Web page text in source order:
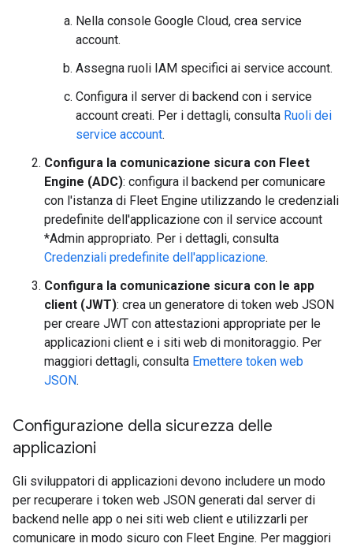
Nella console Google Cloud, crea service
account.
Assegna ruoli IAM specifici ai service account.
Configura il server di backend con i service
account creati. Per i dettagli, consulta Ruoli dei
service account.
Configura la comunicazione sicura con Fleet
Engine (ADC): configura il backend per comunicare
con l'istanza di Fleet Engine utilizzando le credenziali
predefinite dell'applicazione con il service account
*Admin appropriato. Per i dettagli, consulta
Credenziali predefinite dell'applicazione.
Configura la comunicazione sicura con le app
client (JWT): crea un generatore di token web JSON
per creare JWT con attestazioni appropriate per le
applicazioni client e i siti web di monitoraggio. Per
maggiori dettagli, consulta Emettere token web
JSON.
Configurazione della sicurezza delle
applicazioni
Gli sviluppatori di applicazioni devono includere un modo
per recuperare i token web JSON generati dal server di
backend nelle app o nei siti web client e utilizzarli per
comunicare in modo sicuro con Fleet Engine. Per maggiori